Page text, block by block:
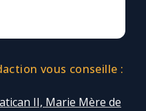
vous conseille :
II, Marie Mère de